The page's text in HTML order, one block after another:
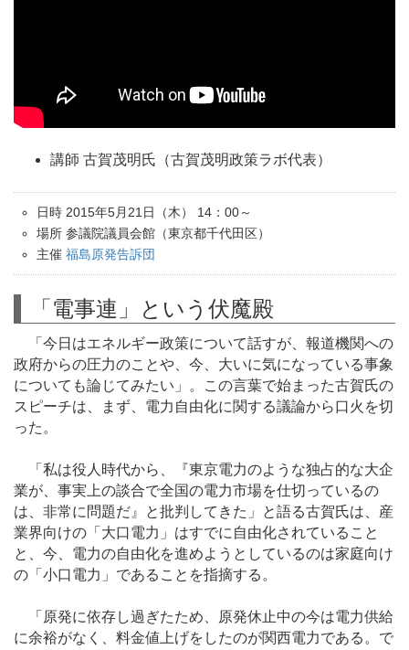
講師 古賀茂明氏（古賀茂明政策ラボ代表）
日時 2015年5月21日（木） 14：00～
場所 参議院議員会館（東京都千代田区）
主催 福島原発告訴団
「電事連」という伏魔殿
「今日はエネルギー政策について話すが、報道機関への
政府からの圧力のことや、今、大いに気になっている事象
についても論じてみたい」。この言葉で始まった古賀氏の
スピーチは、まず、電力自由化に関する議論から口火を切
った。
「私は役人時代から、『東京電力のような独占的な大企
業が、事実上の談合で全国の電力市場を仕切っているの
は、非常に問題だ』と批判してきた」と語る古賀氏は、産
業界向けの「大口電力」はすでに自由化されていること
と、今、電力の自由化を進めようとしているのは家庭向け
の「小口電力」であることを指摘する。
「原発に依存し過ぎたため、原発休止中の今は電力供給
に余裕がなく、料金値上げをしたのが関西電力である。で